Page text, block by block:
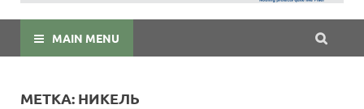
MAIN MENU
МЕТКА: НИКЕЛЬ